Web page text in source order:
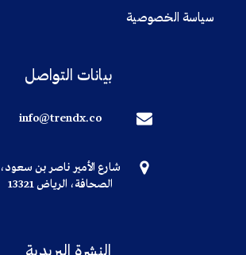
سياسة الخصوصية
بيانات التواصل
info@trendx.co
شارع الأمير ناصر بن سعود،
الصحافة، الرياض 13321
النشرة البريدية